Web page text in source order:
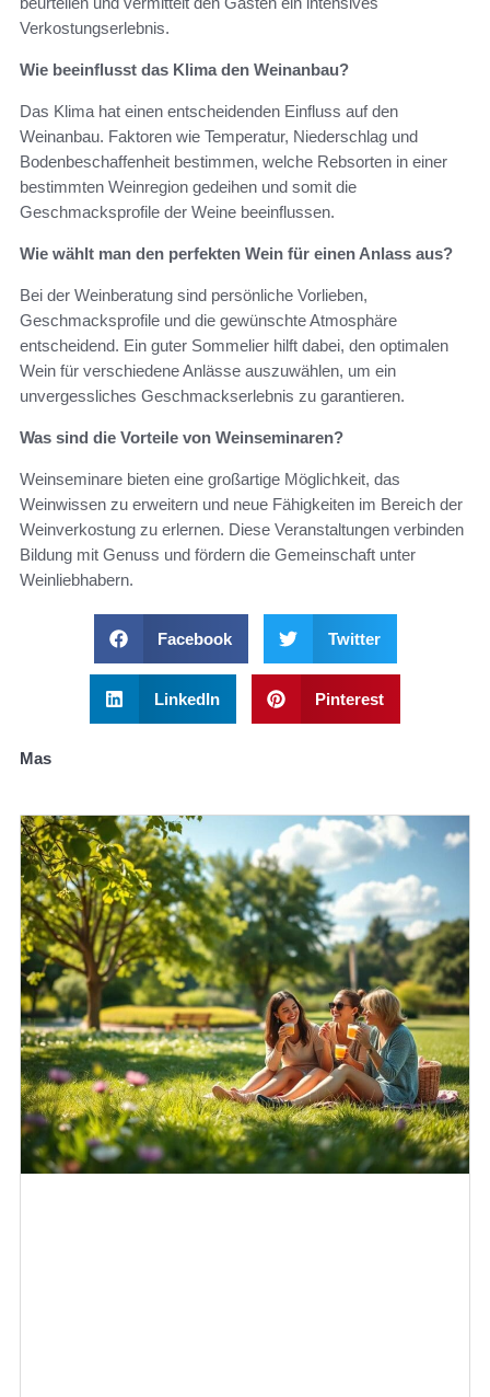
Verkostungserlebnis.
Wie beeinflusst das Klima den Weinanbau?
Das Klima hat einen entscheidenden Einfluss auf den
Weinanbau. Faktoren wie Temperatur, Niederschlag und
Bodenbeschaffenheit bestimmen, welche Rebsorten in einer
bestimmten Weinregion gedeihen und somit die
Geschmacksprofile der Weine beeinflussen.
Wie wählt man den perfekten Wein für einen Anlass aus?
Bei der Weinberatung sind persönliche Vorlieben,
Geschmacksprofile und die gewünschte Atmosphäre
entscheidend. Ein guter Sommelier hilft dabei, den optimalen
Wein für verschiedene Anlässe auszuwählen, um ein
unvergessliches Geschmackserlebnis zu garantieren.
Was sind die Vorteile von Weinseminaren?
Weinseminare bieten eine großartige Möglichkeit, das
Weinwissen zu erweitern und neue Fähigkeiten im Bereich der
Weinverkostung zu erlernen. Diese Veranstaltungen verbinden
Bildung mit Genuss und fördern die Gemeinschaft unter
Weinliebhabern.
Facebook Twitter
LinkedIn Pinterest
Mas